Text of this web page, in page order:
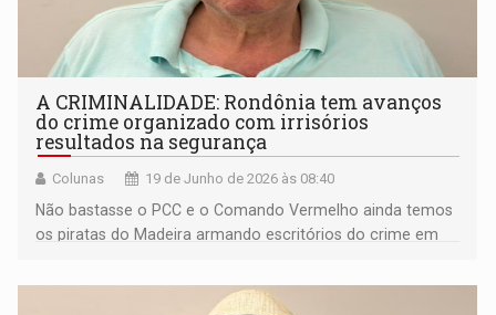
A CRIMINALIDADE: Rondônia tem avanços
do crime organizado com irrisórios
resultados na segurança
Colunas 19 de Junho de 2026 às 08:40
Não bastasse o PCC e o Comando Vermelho ainda temos
os piratas do Madeira armando escritórios do crime em